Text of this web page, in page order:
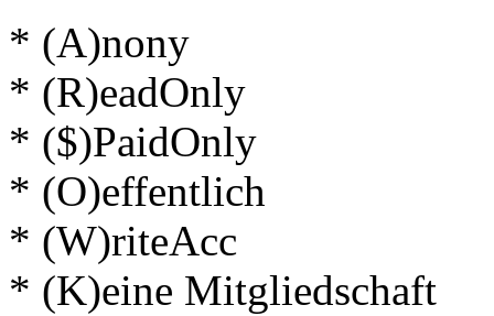
* (A)nony
* (R)eadOnly
* ($)PaidOnly
* (O)effentlich
* (W)riteAcc
* (K)eine Mitgliedschaft